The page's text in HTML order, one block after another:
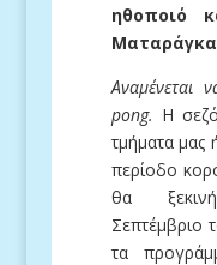
ηθοποιό
Αναμένεται
pong. Η
τμήματα μας
περίοδο
θα
Σεπτέμβριο
τα